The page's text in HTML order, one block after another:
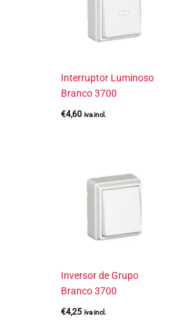
Interruptor Luminoso
Branco 3700
€4,60 iva incl.
Inversor de Grupo
Branco 3700
€4,25 iva incl.